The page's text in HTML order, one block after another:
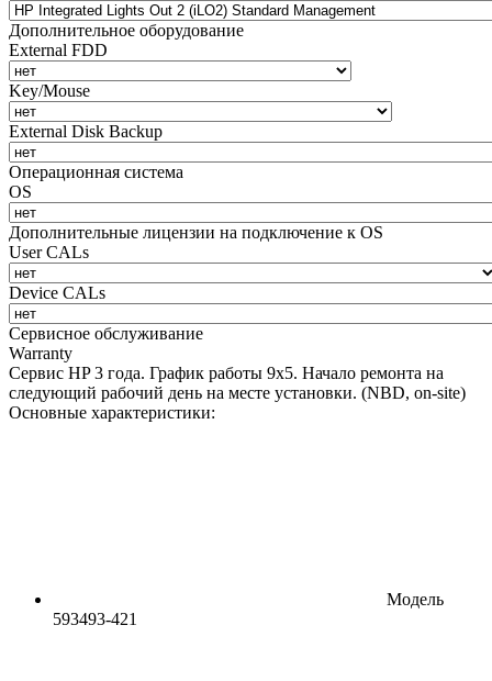
Дополнительное оборудование
External FDD
Key/Mouse
External Disk Backup
Операционная система
OS
Дополнительные лицензии на подключение к OS
User CALs
Device CALs
Сервисное обслуживание
Warranty
Сервис HP 3 года. График работы 9х5. Начало ремонта на
следующий рабочий день на месте установки. (NBD, on-site)
Основные характеристики:
Модель
593493-421